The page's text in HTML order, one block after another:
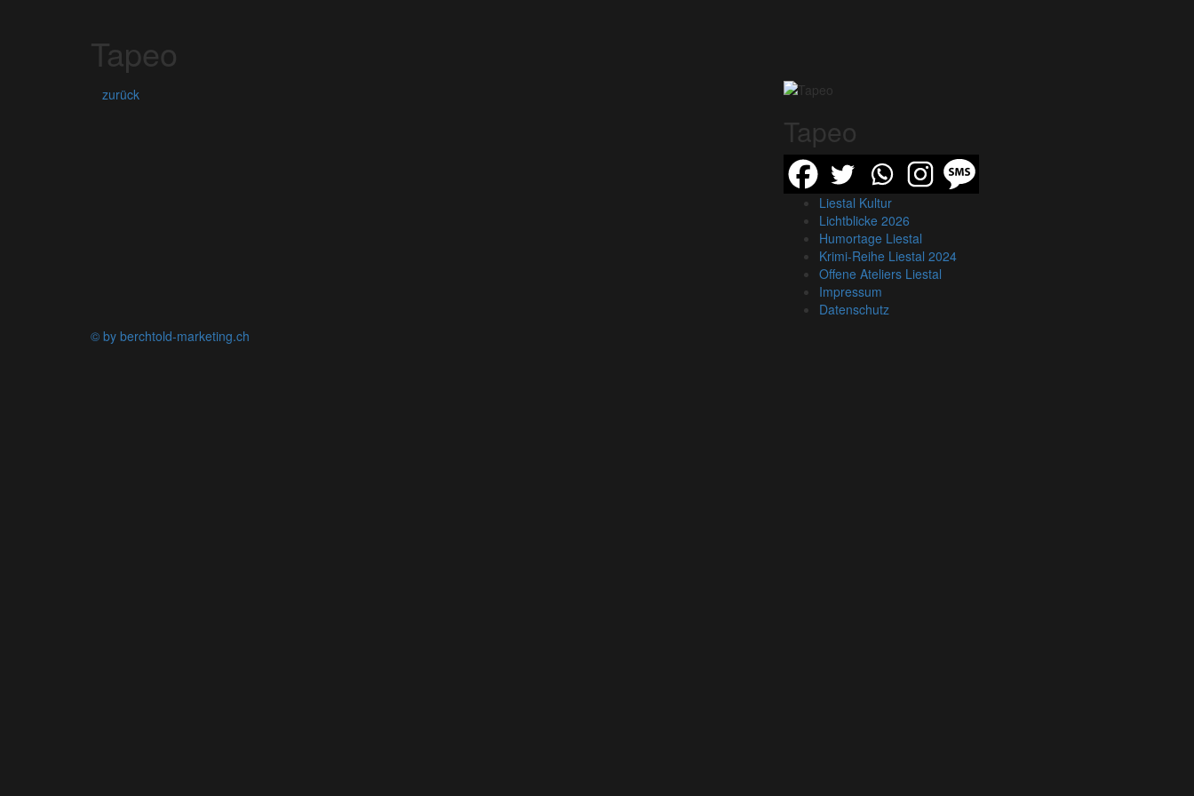
Tapeo
zurück
Tapeo
Liestal Kultur
Lichtblicke 2026
Humortage Liestal
Krimi-Reihe Liestal 2024
Offene Ateliers Liestal
Impressum
Datenschutz
© by berchtold-marketing.ch